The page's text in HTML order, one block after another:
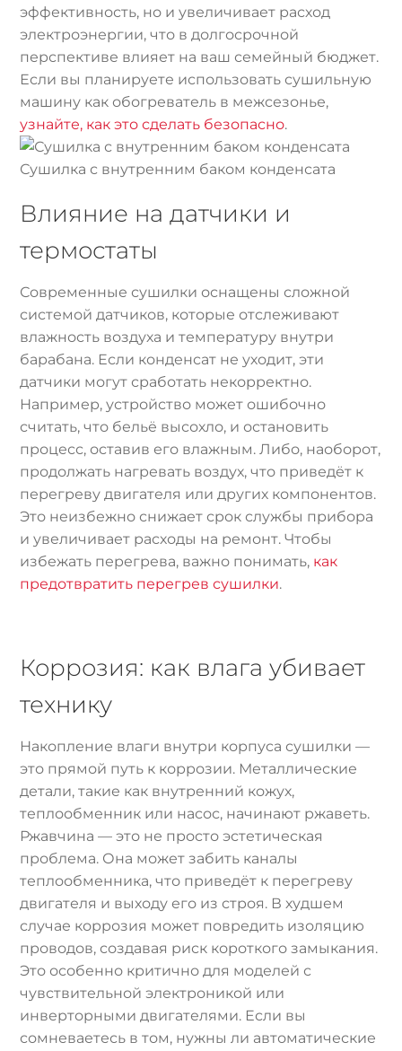
эффективность, но и увеличивает расход
электроэнергии, что в долгосрочной
перспективе влияет на ваш семейный бюджет.
Если вы планируете использовать сушильную
машину как обогреватель в межсезонье,
узнайте, как это сделать безопасно.
Сушилка с внутренним баком конденсата
Влияние на датчики и
термостаты
Современные сушилки оснащены сложной
системой датчиков, которые отслеживают
влажность воздуха и температуру внутри
барабана. Если конденсат не уходит, эти
датчики могут сработать некорректно.
Например, устройство может ошибочно
считать, что бельё высохло, и остановить
процесс, оставив его влажным. Либо, наоборот,
продолжать нагревать воздух, что приведёт к
перегреву двигателя или других компонентов.
Это неизбежно снижает срок службы прибора
и увеличивает расходы на ремонт. Чтобы
избежать перегрева, важно понимать, как
предотвратить перегрев сушилки.
Коррозия: как влага убивает
технику
Накопление влаги внутри корпуса сушилки —
это прямой путь к коррозии. Металлические
детали, такие как внутренний кожух,
теплообменник или насос, начинают ржаветь.
Ржавчина — это не просто эстетическая
проблема. Она может забить каналы
теплообменника, что приведёт к перегреву
двигателя и выходу его из строя. В худшем
случае коррозия может повредить изоляцию
проводов, создавая риск короткого замыкания.
Это особенно критично для моделей с
чувствительной электроникой или
инверторными двигателями. Если вы
сомневаетесь в том, нужны ли автоматические